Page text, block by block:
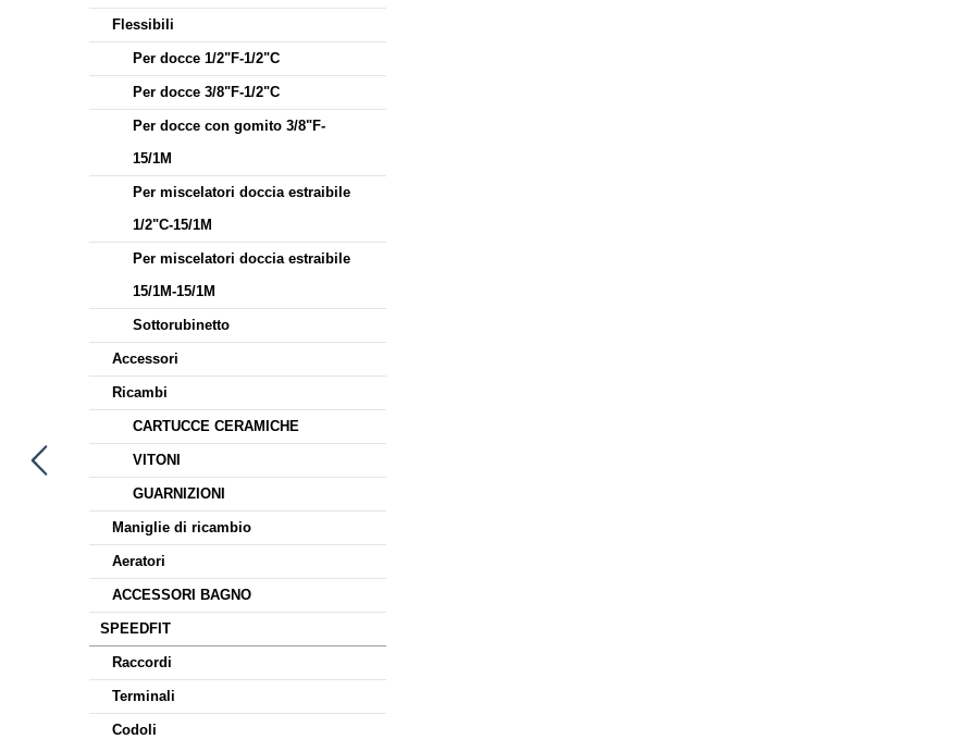
Flessibili
Per docce 1/2"F-1/2"C
Per docce 3/8"F-1/2"C
Per docce con gomito 3/8"F-
15/1M
Per miscelatori doccia estraibile
1/2"C-15/1M
Per miscelatori doccia estraibile
15/1M-15/1M
Sottorubinetto
Accessori
Ricambi
CARTUCCE CERAMICHE
VITONI
GUARNIZIONI
Maniglie di ricambio
Aeratori
ACCESSORI BAGNO
SPEEDFIT
Raccordi
Terminali
Codoli